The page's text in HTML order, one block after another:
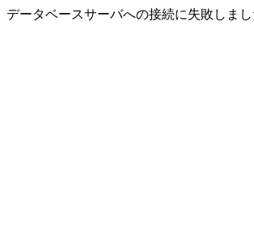
データベースサーバへの接続に失敗しまし